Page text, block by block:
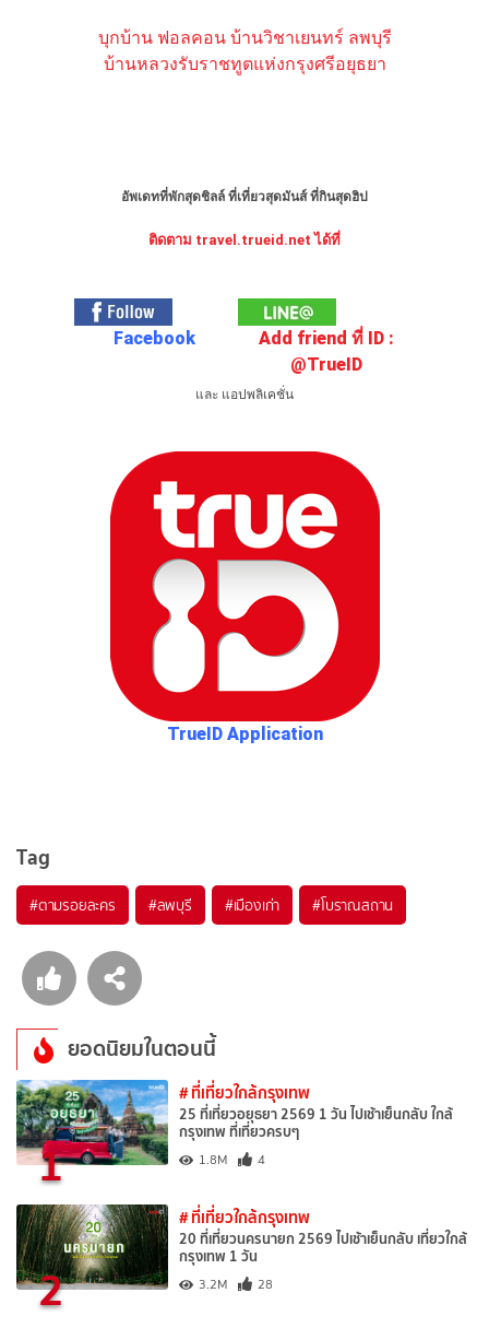
บุกบ้าน ฟอลคอน บ้านวิชาเยนทร์ ลพบุรี
บ้านหลวงรับราชทูตแห่งกรุงศรีอยุธยา
อัพเดทที่พักสุดชิลล์ ที่เที่ยวสุดมันส์ ที่กินสุดฮิป
ติดตาม travel.trueid.net ได้ที่
Facebook
Add friend ที่ ID :
@TrueID
และ แอปพลิเคชั่น
TrueID Application
Tag
#ตามรอยละคร #ลพบุรี #เมืองเก่า #โบราณสถาน
ยอดนิยมในตอนนี้
1
# ที่เที่ยวใกล้กรุงเทพ
25 ที่เที่ยวอยุธยา 2569 1 วัน ไปเช้าเย็นกลับ ใกล้
กรุงเทพ ที่เที่ยวครบๆ
1.8M 4
2
# ที่เที่ยวใกล้กรุงเทพ
20 ที่เที่ยวนครนายก 2569 ไปเช้าเย็นกลับ เที่ยวใกล้
กรุงเทพ 1 วัน
3.2M 28